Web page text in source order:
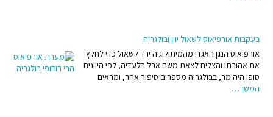
בעקבות אורפיאוס לשאול יוון ובולגריה
אורפיאוס הנגן האגדי מהמיתולוגיה ירד לשאול כדי לחלץ
את אהובתו והצליח לצאת משם אבל בלעדיה, לפי היוונים
סופו היה מר, בבולגריה מספרים סיפור אחר, ומראים
המשך…